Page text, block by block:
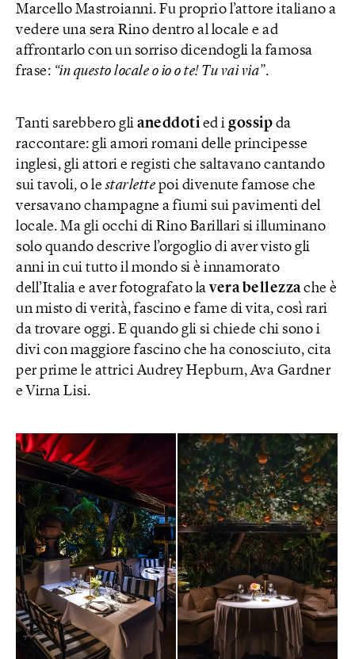
Marcello Mastroianni. Fu proprio l’attore italiano a
vedere una sera Rino dentro al locale e ad
affrontarlo con un sorriso dicendogli la famosa
frase: “in questo locale o io o te! Tu vai via”.
Tanti sarebbero gli aneddotied i gossip da
raccontare: gli amori romani delle principesse
inglesi, gli attori e registi che saltavano cantando
sui tavoli, o lestarlette poi divenute famose che
versavano champagne a fiumi sui pavimenti del
locale. Ma gli occhi di Rino Barillari si illuminano
solo quando descrive l’orgoglio di aver visto gli
anni in cui tutto il mondo si è innamorato
dell’Italia e aver fotografato lavera bellezzache è
un misto di verità, fascino e fame di vita, così rari
da trovare oggi. E quando gli si chiede chi sono i
divi con maggiore fascino che ha conosciuto, cita
per prime le attrici Audrey Hepburn, Ava Gardner
e Virna Lisi.